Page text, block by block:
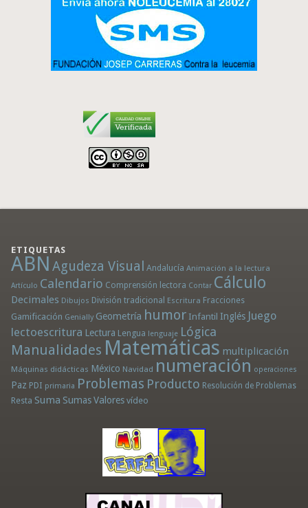
ETIQUETAS
ABN Agudeza Visual Andalucía Animación a la lectura
Artículo Calendario Comprensión lectora Contar Cálculo
Decimales Dibujos División tradicional Escritura Fracciones
Gamificación Genially Geometría humor Infantil Inglés Juego
lectoescritura Lectura Lengua lenguaje Lógica
Manualidades Matemáticas multiplicación
Máquinas didácticas México Navidad numeración operaciones
Paz PDI primaria Problemas Producto Resolución de Problemas
Resta Suma Sumas Valores vídeo